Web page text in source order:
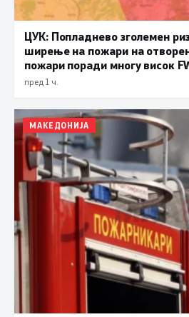
ЦУК: Попладнево зголемен
ширење на пожари на
пожари поради многу висок
пред 1 ч.
МАКЕДОНИЈА